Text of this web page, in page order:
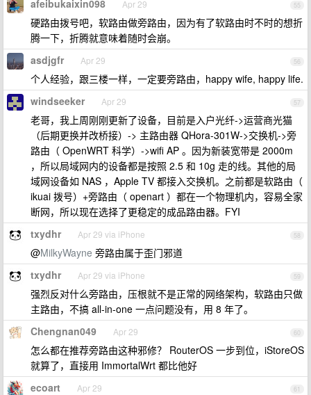
55
afeibukaixin098 Apr 29
硬路由拨号吧，软路由做旁路由，因为有了软路由时不时的想折
腾一下，折腾就意味着随时会崩。
56
asdjgfr Apr 29
个人经验，跟三楼一样，一定要旁路由，happy wife, happy life.
57
windseeker Apr 29
老哥，我上周刚刚更新了设备，目前是入户光纤->运营商光猫
（后期更换并改桥接）-> 主路由器 QHora-301W->交换机->旁
路由（ OpenWRT 科学）->wifi AP 。因为新装宽带是 2000m
，所以局域网内的设备都是按照 2.5 和 10g 走的线。其他的局
域网设备如 NAS ，Apple TV 都接入交换机。之前都是软路由（
ikuai 拨号）+旁路由（ openart ）都在一个物理机内，容易全家
断网，所以现在选择了更稳定的成品路由器。FYI
58
txydhr Apr 29 via iPhone
@MilkyWayne 旁路由属于歪门邪道
59
txydhr Apr 29 via iPhone
强烈反对什么旁路由，压根就不是正常的网络架构，软路由只做
主路由，不搞 all-in-one 一点问题没有，用 8 年了。
60
Chengnan049 Apr 29
怎么都在推荐旁路由这种邪修？ RouterOS 一步到位，iStoreOS
就算了，直接用 ImmortalWrt 都比他好
61
ecoart Apr 29